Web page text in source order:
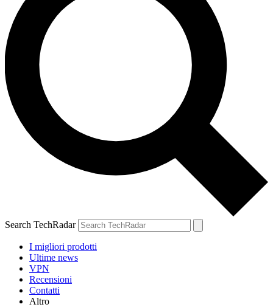
Search TechRadar
I migliori prodotti
Ultime news
VPN
Recensioni
Contatti
Altro